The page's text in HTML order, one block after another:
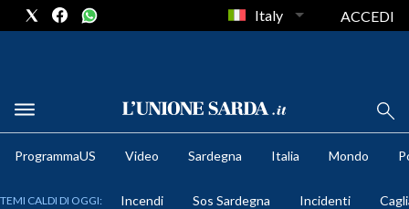
METEO
Italy ACCEDI
ProgrammaUS Video Sardegna Italia Mondo
TEMI CALDI DI OGGI: Incendi Sos Sardegna Incidenti